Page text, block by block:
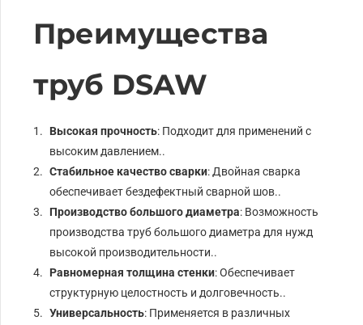
Преимущества
труб DSAW
Высокая прочность: Подходит для применений с
высоким давлением..
Стабильное качество сварки: Двойная сварка
обеспечивает бездефектный сварной шов..
Производство большого диаметра: Возможность
производства труб большого диаметра для нужд
высокой производительности..
Равномерная толщина стенки: Обеспечивает
структурную целостность и долговечность..
Универсальность: Применяется в различных